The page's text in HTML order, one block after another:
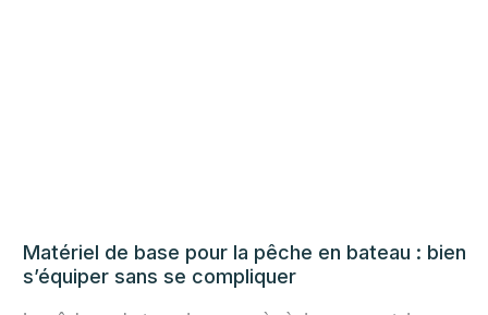
Matériel de base pour la pêche en bateau : bien
s’équiper sans se compliquer